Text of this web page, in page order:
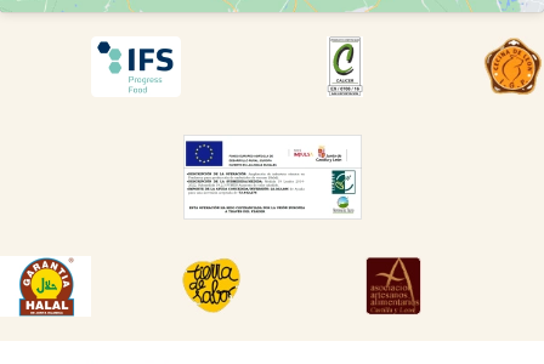
DESCARGAR DESCARGAR
DESCARGAR
DESCARGAR DESCARGAR